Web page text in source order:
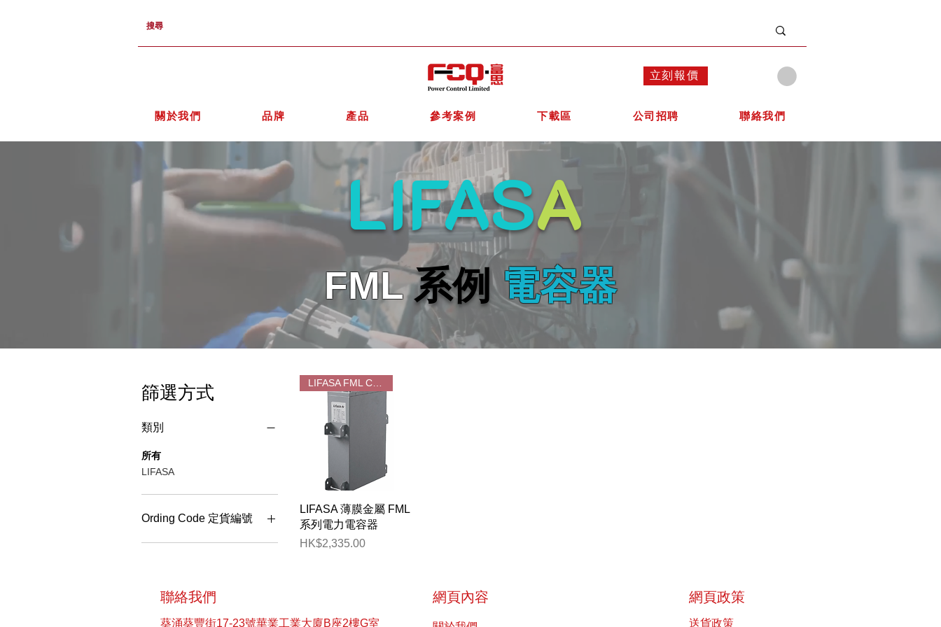
立刻報價
關於我們 品牌 產品 參考案例 下載區 公司招聘 聯絡我們
LIFASA
FML 系例 電容器
篩選方式
類別
所有
LIFASA
Ording Code 定貨編號
FML35 28.9Kvar at 400V
400V 50Hz
快速瀏覽
LIFASA 薄膜金屬 FML
系列電力電容器
價格
HK$2,335.00
聯絡我們
葵涌葵豐街17-23號華業工業大廈B座2樓G室
網頁內容 ​網頁政策
送貨政策